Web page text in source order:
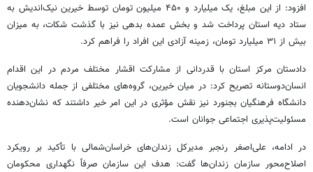
افزود: از این مبلغ، یک میلیارد و ۴۵۰ میلیون تومان توسط خیرین نیک‌اندیش به
ستاد دیه استان پرداخت شد و بخش عمده بدهی نیز با گذشت شکات، به میزان
بیش از ۳۱ میلیارد تومان، زمینه آزادی این افراد را فراهم کرد.
دادستان مرکز استان با قدردانی از مشارکت اقشار مختلف مردم در این اقدام
انسان‌دوستانه تصریح کرد: در میان خیرین، گروه‌های مختلفی از جمله دانشجویان
دانشگاه فرهنگیان بجنورد نیز نقش مؤثری در این امر خیر داشتند که نشان‌دهنده
مسئولیت‌پذیری اجتماعی جوانان است.
در ادامه، علی‌اصغر رنجبر مدیرکل زندان‌های خراسان‌شمالی با تأکید بر رویکرد
اصلاح‌محور سازمان زندان‌ها گفت: هدف این سازمان صرفاً نگهداری محکومان